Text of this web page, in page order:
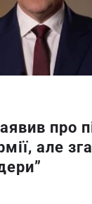
про
але